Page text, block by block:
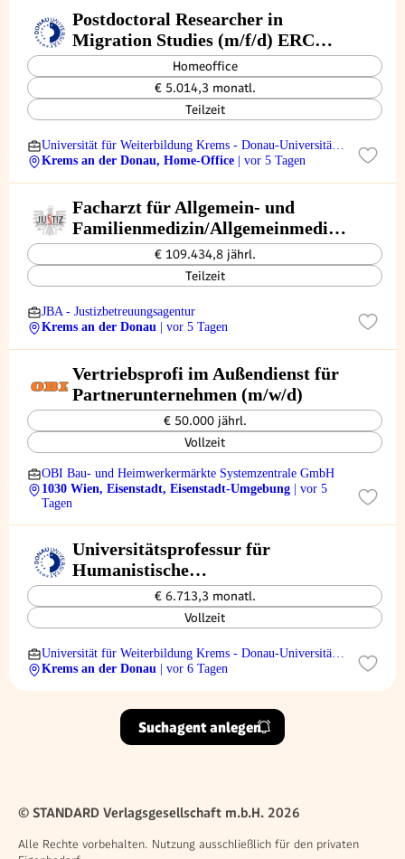
Postdoctoral Researcher in
Migration Studies (m/f/d) ERC
Consolidator Grant (Comparison
of Sanctuary Cities in US & Latin
America) SB26-0080
Homeoffice
€ 5.014,3 monatl.
Teilzeit
Universität für Weiterbildung Krems - Donau-Universität
Krems
Krems an der Donau, Home-Office | vor 5 Tagen
Facharzt für Allgemein- und
Familienmedizin/Allgemeinmedizi
ner (m/w/d)€ 109.434,8 jährl.
Teilzeit
JBA - Justizbetreuungsagentur
Krems an der Donau
| vor 5 Tagen
Vertriebsprofi im Außendienst für
Partnerunternehmen (m/w/d)
€ 50.000 jährl.
Vollzeit
OBI Bau- und Heimwerkermärkte Systemzentrale GmbH
1030 Wien, Eisenstadt, Eisenstadt-Umgebung
| vor 5
Tagen
Universitätsprofessur für
Humanistische
Psychotherapiewissenschaften gem.
§ 98 UG (m/w/d), SB25-0039
€ 6.713,3 monatl.
Vollzeit
Universität für Weiterbildung Krems - Donau-Universität
Krems
Krems an der Donau | vor 6 Tagen
Suchagent anlegen
© STANDARD Verlagsgesellschaft m.b.H. 2026
Alle Rechte vorbehalten. Nutzung ausschließlich für den privaten